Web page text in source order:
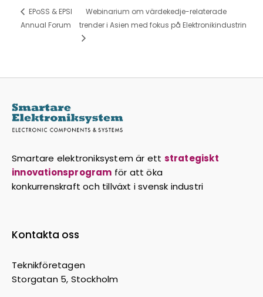
EPoSS & EPSI
Annual Forum
Webinarium om värdekedje-relaterade
trender i Asien med fokus på Elektronikindustrin
Smartare elektroniksystem är ett strategiskt
innovationsprogram för att öka
konkurrenskraft och tillväxt i svensk industri
Kontakta oss
Teknikföretagen
Storgatan 5, Stockholm